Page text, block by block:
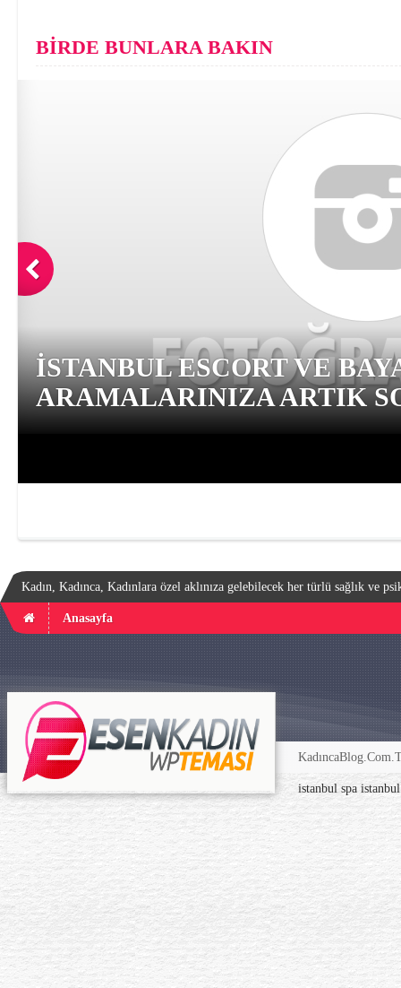
BİRDE BUNLARA BAKIN
İSTANBUL ESCORT VE
ARAMALARINIZA ARTIK
Kadın, Kadınca, Kadınlara özel aklınıza gelebilecek her türlü sağlık ve
Anasayfa
istanbul spa